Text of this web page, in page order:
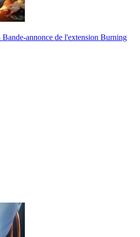
annonce de l'extension Burning